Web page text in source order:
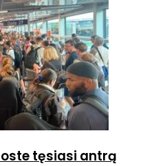
tęsiasi antrą